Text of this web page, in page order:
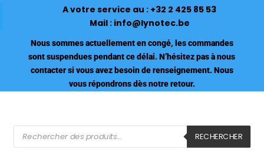
A votre service au : +32 2 425 85 53
Mail : info@lynotec.be
Nous sommes actuellement en congé, les commandes
sont suspendues pendant ce délai. N’hésitez pas à nous
contacter si vous avez besoin de renseignement. Nous
vous répondrons dès notre retour.
Recherche
de
produits
RECHERCHER